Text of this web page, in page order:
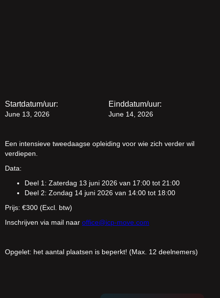
Startdatum/uur:
June 13, 2026
Einddatum/uur:
June 14, 2026
Een intensieve tweedaagse opleiding voor wie zich verder wil
verdiepen.
Data:
Deel 1: Zaterdag 13 juni 2026 van 17:00 tot 21:00
Deel 2: Zondag 14 juni 2026 van 14:00 tot 18:00
Prijs: €300 (Excl. btw)
Inschrijven via mail naar office@icp-move.com
Opgelet: het aantal plaatsen is beperkt! (Max. 12 deelnemers)